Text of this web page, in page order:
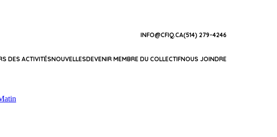
INFO@CFIQ.CA(514) 279-4246
DES ACTIVITÉSNOUVELLESDEVENIR MEMBRE DU COLLECTIFNOUS JOINDRE